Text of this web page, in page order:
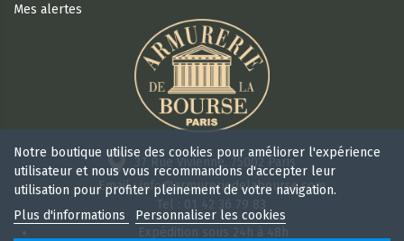
Mes alertes
37 Rue Vivienne, 75002 Paris
Email : info@armureriedelabourse.com
Notre boutique utilise des cookies pour améliorer l'expérience
utilisateur et nous vous recommandons d'accepter leur
utilisation pour profiter pleinement de votre navigation.
Plus d'informations
Personnaliser les cookies